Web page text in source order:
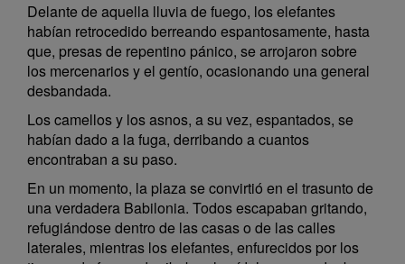
Delante de aquella lluvia de fuego, los elefantes
habían retrocedido berreando espantosamente, hasta
que, presas de repentino pánico, se arrojaron sobre
los mercenarios y el gentío, ocasionando una general
desbandada.
Los camellos y los asnos, a su vez, espantados, se
habían dado a la fuga, derribando a cuantos
encontraban a su paso.
En un momento, la plaza se convirtió en el trasunto de
una verdadera Babilonia. Todos escapaban gritando,
refugiándose dentro de las casas o de las calles
laterales, mientras los elefantes, enfurecidos por los